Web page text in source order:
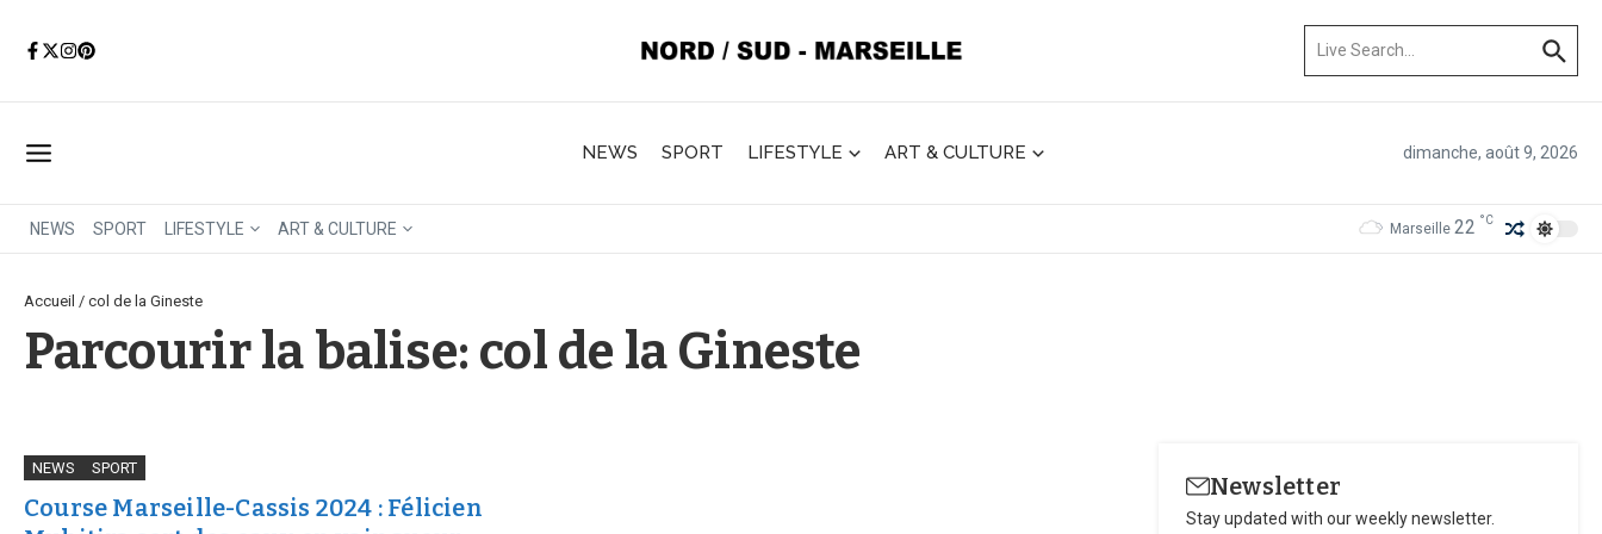
NEWS SPORT LIFESTYLE ART & CULTURE dimanche, août 9, 2026
NEWS SPORT LIFESTYLE ART & CULTURE Marseille 22 °C
Accueil / col de la Gineste
Parcourir la balise: col de la Gineste
NEWS SPORT
Course Marseille-Cassis 2024 : Félicien
Newsletter
Stay updated with our weekly newsletter.